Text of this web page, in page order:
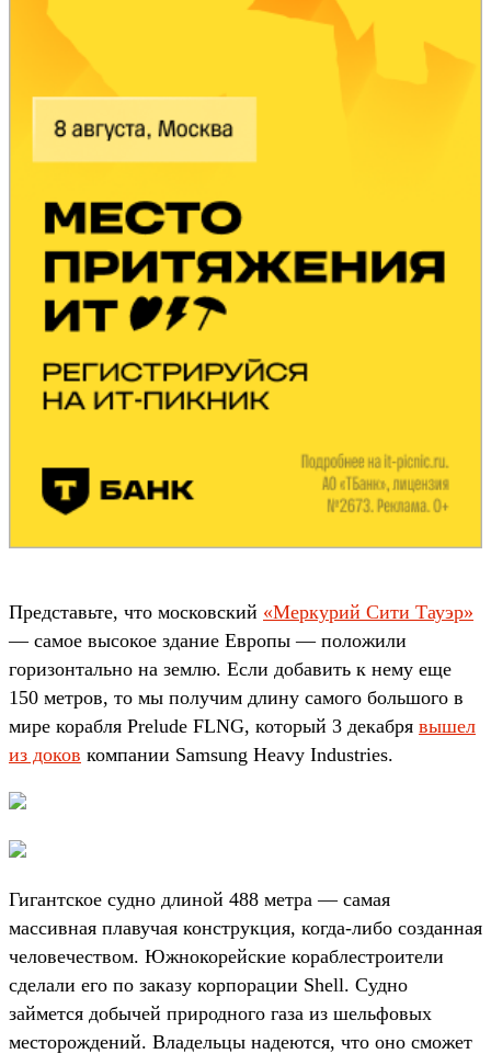
Представьте, что московский «Меркурий Сити Тауэр»
— самое высокое здание Европы — положили
горизонтально на землю. Если добавить к нему еще
150 метров, то мы получим длину самого большого в
мире корабля Prelude FLNG, который 3 декабря вышел
из доков компании Samsung Heavy Industries.
Гигантское судно длиной 488 метра — самая
массивная плавучая конструкция, когда-либо созданная
человечеством. Южнокорейские кораблестроители
сделали его по заказу корпорации Shell. Судно
займется добычей природного газа из шельфовых
месторождений. Владельцы надеются, что оно сможет